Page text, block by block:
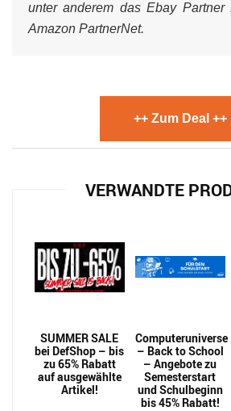
unter anderem das Ebay Partner
Amazon PartnerNet.
++ Zum Deal ++
VERWANDTE
SUMMER SALE
bei DefShop – bis
zu 65% Rabatt
auf ausgewählte
Artikel!
Computeruniverse
– Back to School
– Angebote zu
Semesterstart
und Schulbeginn
bis 45% Rabatt!